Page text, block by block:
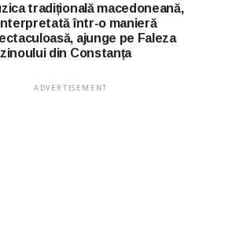
tradițională macedoneană,
într-o manieră
ajunge pe Faleza
din Constanța
ADVERTISEMENT